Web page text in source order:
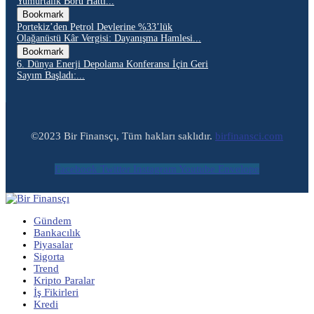
Bookmark
Portekiz’den Petrol Devlerine %33’lük
Olağanüstü Kâr Vergisi: Dayanışma Hamlesi...
Bookmark
6. Dünya Enerji Depolama Konferansı İçin Geri
Sayım Başladı:...
©2023 Bir Finansçı, Tüm hakları saklıdır. birfinansci.com
Facebook Twitter Instagram Youtube Envelope
Gündem
Bankacılık
Piyasalar
Sigorta
Trend
Kripto Paralar
İş Fikirleri
Kredi